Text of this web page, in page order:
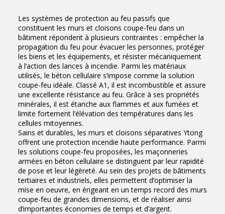
Les systèmes de protection au feu passifs que
constituent les murs et cloisons coupe-feu dans un
bâtiment répondent à plusieurs contraintes : empêcher la
propagation du feu pour évacuer les personnes, protéger
les biens et les équipements, et résister mécaniquement
à l’action des lances à incendie. Parmi les matériaux
utilisés, le béton cellulaire s’impose comme la solution
coupe-feu idéale. Classé A1, il est incombustible et assure
une excellente résistance au feu. Grâce à ses propriétés
minérales, il est étanche aux flammes et aux fumées et
limite fortement l’élévation des températures dans les
cellules mitoyennes.
Sains et durables, les murs et cloisons séparatives Ytong
offrent une protection incendie haute performance. Parmi
les solutions coupe-feu proposées, les maçonneries
armées en béton cellulaire se distinguent par leur rapidité
de pose et leur légèreté. Au sein des projets de bâtiments
tertiaires et industriels, elles permettent d’optimiser la
mise en oeuvre, en érigeant en un temps record des murs
coupe-feu de grandes dimensions, et de réaliser ainsi
d’importantes économies de temps et d’argent.